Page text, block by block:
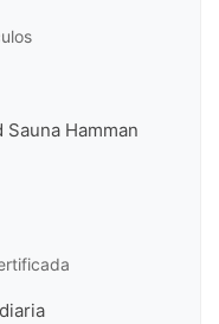
Hamman